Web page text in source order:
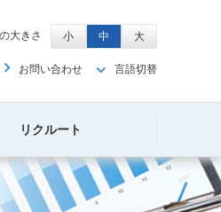
大きさ 小 中 大
お問い合わせ 言語切替
リクルート